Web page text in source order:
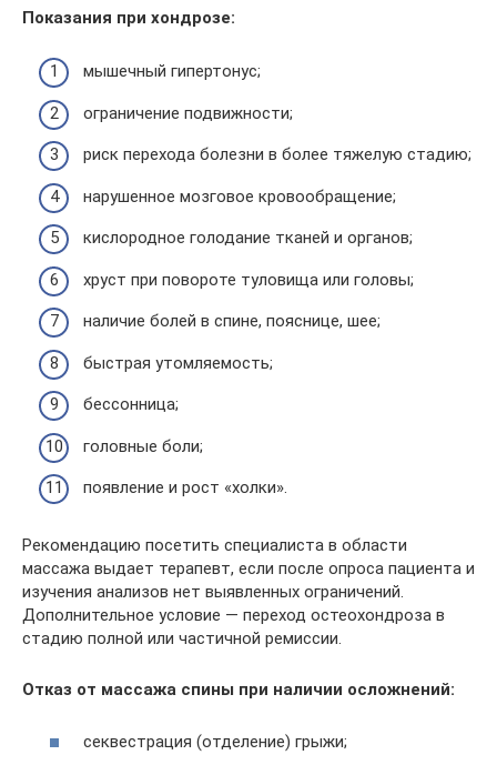
Показания при хондрозе:
мышечный гипертонус;
ограничение подвижности;
риск перехода болезни в более тяжелую стадию;
нарушенное мозговое кровообращение;
кислородное голодание тканей и органов;
хруст при повороте туловища или головы;
наличие болей в спине, пояснице, шее;
быстрая утомляемость;
бессонница;
головные боли;
появление и рост «холки».
Рекомендацию посетить специалиста в области
массажа выдает терапевт, если после опроса пациента и
изучения анализов нет выявленных ограничений.
Дополнительное условие — переход остеохондроза в
стадию полной или частичной ремиссии.
Отказ от массажа спины при наличии осложнений:
секвестрация (отделение) грыжи;